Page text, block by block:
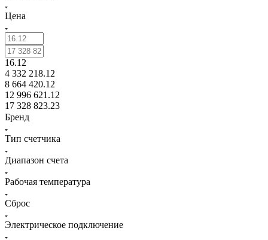
Цена
16.12
4 332 218.12
8 664 420.12
12 996 621.12
17 328 823.23
Бренд
Тип счетчика
Диапазон счета
Рабочая температура
Сброс
Электрическое подключение